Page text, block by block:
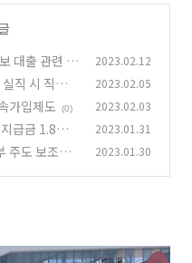
대출 관련 규
2023.02.12
직 시 직장
2023.02.05
가입제도 (0) 2023.02.03
급금 1.8%
2023.01.31
주도 보조금
2023.01.30